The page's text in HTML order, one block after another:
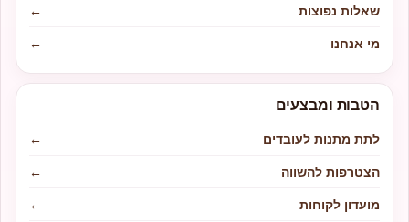
שאלות נפוצות
←
מי אנחנו
←
הטבות ומבצעים
לתת מתנות לעובדים
←
הצטרפות להשווה
←
מועדון לקוחות
←